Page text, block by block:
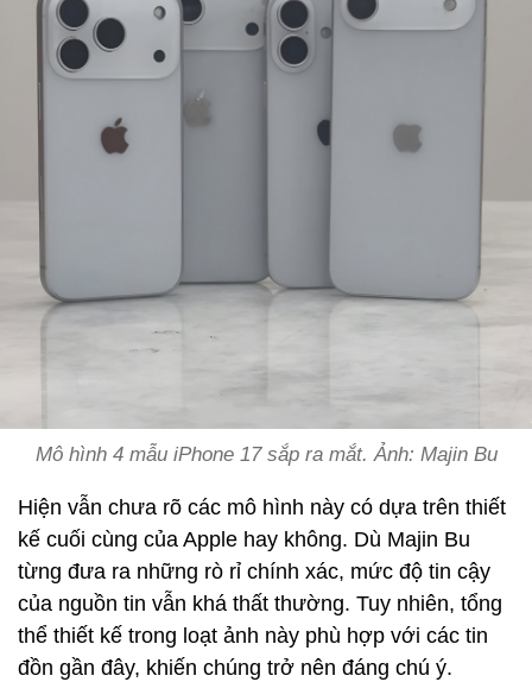
Mô hình 4 mẫu iPhone 17 sắp ra mắt. Ảnh: Majin Bu
Hiện vẫn chưa rõ các mô hình này có dựa trên thiết
kế cuối cùng của Apple hay không. Dù Majin Bu
từng đưa ra những rò rỉ chính xác, mức độ tin cậy
của nguồn tin vẫn khá thất thường. Tuy nhiên, tổng
thể thiết kế trong loạt ảnh này phù hợp với các tin
đồn gần đây, khiến chúng trở nên đáng chú ý.